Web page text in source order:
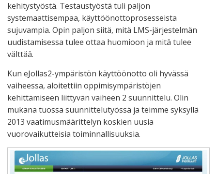
kehitystyöstä. Testaustyöstä tuli paljon
systemaattisempaa, käyttöönottoprosesseista
sujuvampia. Opin paljon siitä, mitä LMS-järjestelmän
uudistamisessa tulee ottaa huomioon ja mitä tulee
välttää.
Kun eJollas2-ympäristön käyttöönotto oli hyvässä
vaiheessa, aloitettiin oppimisympäristöjen
kehittämiseen liittyvän vaiheen 2 suunnittelu. Olin
mukana tuossa suunnittelutyössä ja teimme syksyllä
2013 vaatimusmäärittelyn koskien uusia
vuorovaikutteisia toiminnallisuuksia.